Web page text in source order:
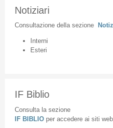
Notiziari
Consultazione della sezione
Interni
Esteri
IF Biblio
Consulta la sezione
IF BIBLIO per accedere ai siti